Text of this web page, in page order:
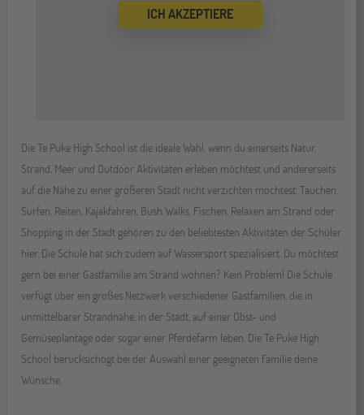
ICH AKZEPTIERE
Die Te Puke High School ist die ideale Wahl, wenn du einerseits Natur,
Strand, Meer und Outdoor Aktivitäten erleben möchtest und andererseits
auf die Nähe zu einer größeren Stadt nicht verzichten möchtest. Tauchen,
Surfen, Reiten, Kajakfahren, Bush Walks, Fischen, Relaxen am Strand oder
Shopping in der Stadt gehören zu den beliebtesten Aktivitäten der Schüler
hier. Die Schule hat sich zudem auf Wassersport spezialisiert. Du möchtest
gern bei einer Gastfamilie am Strand wohnen? Kein Problem! Die Schule
verfügt über ein großes Netzwerk verschiedener Gastfamilien, die in
unmittelbarer Strandnähe, in der Stadt, auf einer Obst- und
Gemüseplantage oder sogar einer Pferdefarm leben. Die Te Puke High
School berücksichtigt bei der Auswahl einer geeigneten Familie deine
Wünsche.